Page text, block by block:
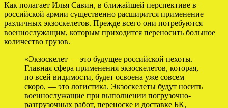
Как полагает Илья Савин, в ближайшей перспективе в
российской армии существенно расширится применение
различных экзоскелетов. Прежде всего они потребуются
военнослужащим, которым приходится переносить большое
количество грузов.
«Экзоскелет — это будущее российской пехоты.
Главная сфера применения экзоскелетов, которая,
по всей видимости, будет освоена уже совсем
скоро, — это логистика. Экзоскелеты будут носить
военнослужащие при выполнении погрузочно-
разгрузочных работ, переноске и доставке БК,